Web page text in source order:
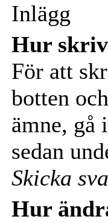
Inlägg
Hur
För att
botten
ämne, gå
sedan
Skicka
Hur